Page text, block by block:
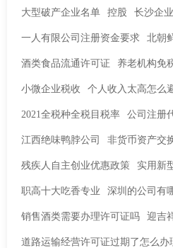
大型破产企业名单 控股 长沙企
一人有限公司注册资金要求 北朝
酒类食品流通许可证 养老机构免
小微企业税收 个人收入太高怎么
2021全税种全税目税率 公司注册
江西绝味鸭脖公司 非货币资产交
残疾人自主创业优惠政策 实用新
职高十大吃香专业 深圳的公司有
销售酒类需要办理许可证吗 迎吉
道路运输经营许可证过期了怎么办